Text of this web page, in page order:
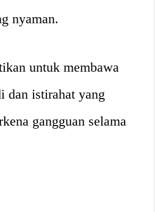
nyaman.
untuk membawa
dan istirahat yang
gangguan selama